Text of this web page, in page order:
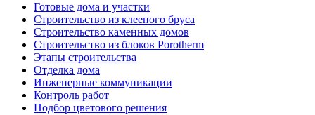
Готовые дома и участки
Строительство из клееного бруса
Строительство каменных домов
Строительство из блоков Porotherm
Этапы строительства
Отделка дома
Инженерные коммуникации
Контроль работ
Подбор цветового решения